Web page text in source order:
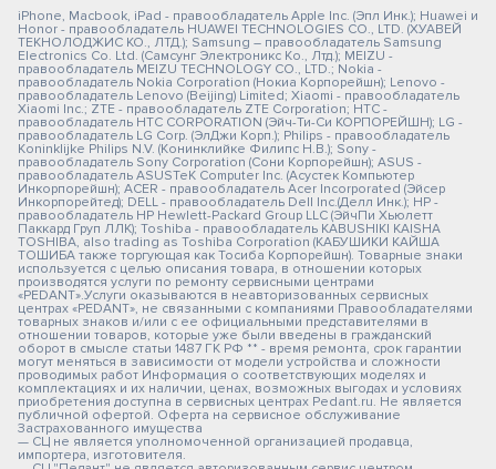
iPhone, Macbook, iPad - правообладатель Apple Inc. (Эпл Инк.); Huawei и
Honor - правообладатель HUAWEI TECHNOLOGIES CO., LTD. (ХУАВЕЙ
ТЕКНОЛОДЖИС КО., ЛТД.); Samsung – правообладатель Samsung
Electronics Co. Ltd. (Самсунг Электроникс Ко., Лтд.); MEIZU -
правообладатель MEIZU TECHNOLOGY CO., LTD.; Nokia -
правообладатель Nokia Corporation (Нокиа Корпорейшн); Lenovo -
правообладатель Lenovo (Beijing) Limited; Xiaomi - правообладатель
Xiaomi Inc.; ZTE - правообладатель ZTE Corporation; HTC -
правообладатель HTC CORPORATION (Эйч-Ти-Си КОРПОРЕЙШН); LG -
правообладатель LG Corp. (ЭлДжи Корп.); Philips - правообладатель
Koninklijke Philips N.V. (Конинклийке Филипс Н.В.); Sony -
правообладатель Sony Corporation (Сони Корпорейшн); ASUS -
правообладатель ASUSTeK Computer Inc. (Асустек Компьютер
Инкорпорейшн); ACER - правообладатель Acer Incorporated (Эйсер
Инкорпорейтед); DELL - правообладатель Dell Inc.(Делл Инк.); HP -
правообладатель HP Hewlett-Packard Group LLC (ЭйчПи Хьюлетт
Паккард Груп ЛЛК); Toshiba - правообладатель KABUSHIKI KAISHA
TOSHIBA, also trading as Toshiba Corporation (КАБУШИКИ КАЙША
ТОШИБА также торгующая как Тосиба Корпорейшн). Товарные знаки
используется с целью описания товара, в отношении которых
производятся услуги по ремонту сервисными центрами
«PEDANT».Услуги оказываются в неавторизованных сервисных
центрах «PEDANT», не связанными с компаниями Правообладателями
товарных знаков и/или с ее официальными представителями в
отношении товаров, которые уже были введены в гражданский
оборот в смысле статьи 1487 ГК РФ ** - время ремонта, срок гарантии
могут меняться в зависимости от модели устройства и сложности
проводимых работ Информация о соответствующих моделях и
комплектациях и их наличии, ценах, возможных выгодах и условиях
приобретения доступна в сервисных центрах Pedant.ru. Не является
публичной офертой. Оферта на сервисное обслуживание
Застрахованного имущества
— СЦ не является уполномоченной организацией продавца,
импортера, изготовителя.